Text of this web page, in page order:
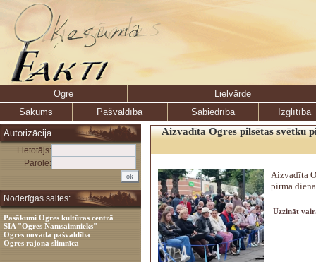
Ogre
Lielvārde
Sākums
Pašvaldība Sabiedrība
Izglītība
Autorizācija
Lietotājs:
Parole:
Noderīgas saites:
Pasākumi Ogres kultūras centrā
SIA "Ogres Namsaimnieks"
Ogres novada pašvaldība
Ogres rajona slimnīca
Aizvadīta Ogres pilsētas svētku
Aizvadīta
pirmā
Uzzināt